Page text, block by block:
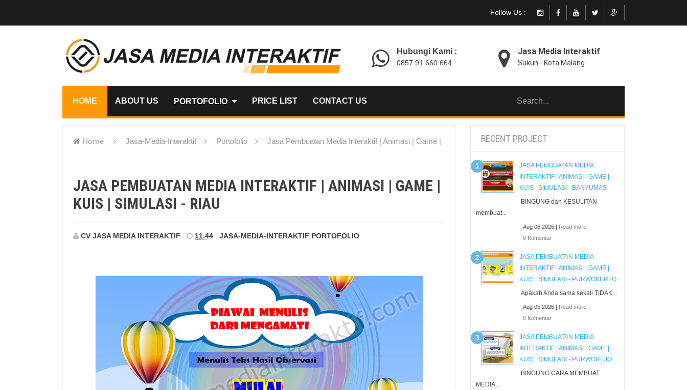
Follow Us :
Hubungi Kami :
0857 91 660 664
Jasa Media Interaktif
Sukun - Kota Malang
HOME ABOUT US PORTOFOLIO PRICE LIST CONTACT US
Home Jasa-Media-Interaktif Portofolio Jasa Pembuatan Media Interaktif | Animasi | Game |
JASA PEMBUATAN MEDIA INTERAKTIF | ANIMASI | GAME |
KUIS | SIMULASI - RIAU
CV JASA MEDIA INTERAKTIF 11.44 JASA-MEDIA-INTERAKTIF PORTOFOLIO
RECENT PROJECT
JASA PEMBUATAN MEDIA
INTERAKTIF | ANIMASI | GAME |
KUIS | SIMULASI - BANYUMAS
BINGUNG dan KESULITAN
membuat...
Aug 06 2026 | Read more
0 Komentar
JASA PEMBUATAN MEDIA
INTERAKTIF | ANIMASI | GAME |
KUIS | SIMULASI - PURWOKERTO
Apakah Anda sama sekali TIDAK...
Aug 05 2026 | Read more
0 Komentar
JASA PEMBUATAN MEDIA
INTERAKTIF | ANIMASI | GAME |
KUIS | SIMULASI - PURWOREJO
BINGUNG CARA MEMBUAT
MEDIA...